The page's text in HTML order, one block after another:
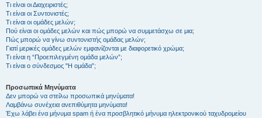
Τι είναι οι Διαχειριστές;
Τι είναι οι Συντονιστές;
Τι είναι οι ομάδες μελών;
Πού είναι οι ομάδες μελών και πώς μπορώ να συμμετάσχω σε μια;
Πώς μπορώ να γίνω συντονιστής ομάδας μελών;
Γιατί μερικές ομάδες μελών εμφανίζονται με διαφορετικό χρώμα;
Τι είναι η “Προεπιλεγμένη ομάδα μελών”;
Τι είναι ο σύνδεσμος "Η ομάδα”;
Προσωπικά Μηνύματα
Δεν μπορώ να στείλω προσωπικά μηνύματα!
Λαμβάνω συνέχεια ανεπιθύμητα μηνύματα!
Έχω λάβει ένα μήνυμα spam ή ένα προσβλητικό μήνυμα ηλεκτρονικού ταχυδρομείου